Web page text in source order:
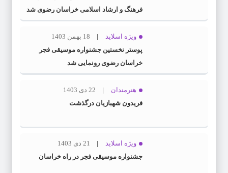
فرهنگ و ارشاد اسلامی خراسان رضوی شد
ویژه اسلاید
18 بهمن 1403
پوستر نخستین جشنواره موسیقی فجر
خراسان رضوی رونمایی شد
هنرمندان
22 دی 1403
فریدون شهبازیان درگذشت
ویژه اسلاید
21 دی 1403
جشنواره موسیقی فجر در راه خراسان